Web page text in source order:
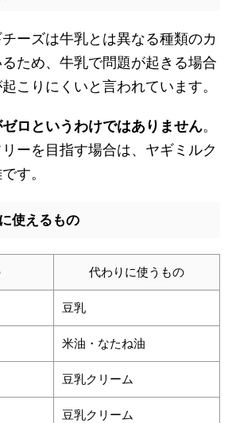
ーズは牛乳とは異なる種類のカ
ため、牛乳で問題が起きる場合
こりにくいと言われています。
ロというわけではありません。
ーを目指す場合は、ヤギミルク
す。
使えるもの
代わりに使うもの
豆乳
米油・なたね油
豆乳クリーム
豆乳クリーム